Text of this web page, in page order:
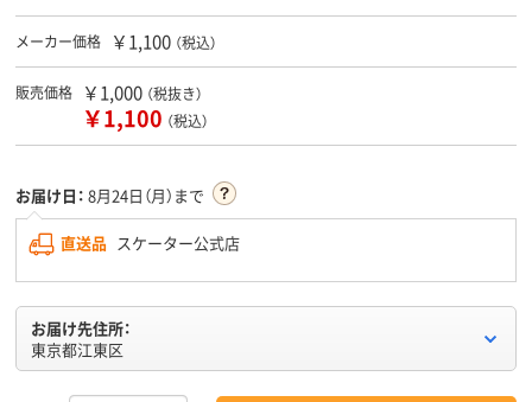
メーカー価格 ￥1,100 （税込）
販売価格 ￥1,000 （税抜き）
￥1,100 （税込）
お届け日： 8月24日（月）まで
直送品 スケーター公式店
お届け先住所：
東京都江東区